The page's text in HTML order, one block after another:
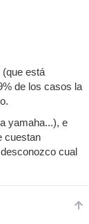
está
de los casos la
yamaha...), e
cuestan
cual